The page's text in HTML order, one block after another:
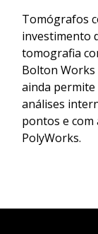
Tomógrafos
investimento
tomografia
Bolton Works
ainda permite
análises
pontos e com
PolyWorks.